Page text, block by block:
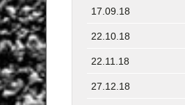
17.09.18
22.10.18
22.11.18
27.12.18